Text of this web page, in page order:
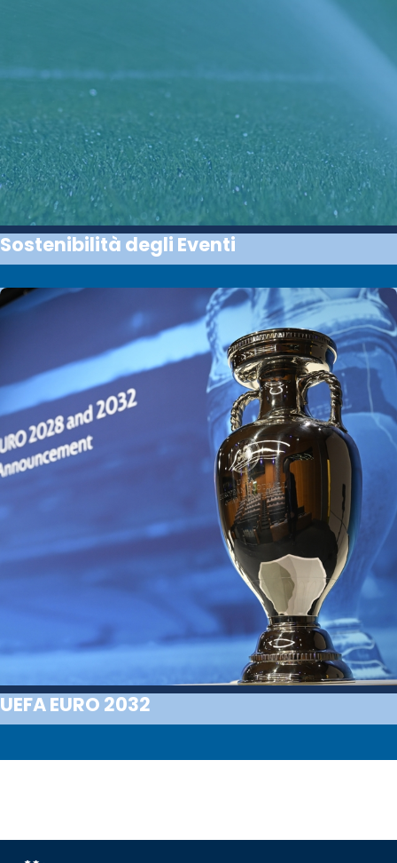
Sostenibilità degli Eventi
UEFA EURO 2032